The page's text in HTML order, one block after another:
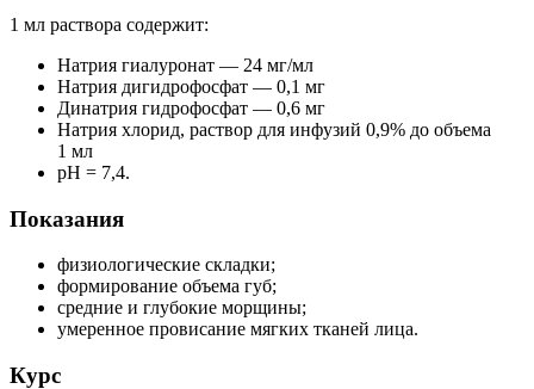
1 мл раствора содержит:
Натрия гиалуронат — 24 мг/мл
Натрия дигидрофосфат — 0,1 мг
Динатрия гидрофосфат — 0,6 мг
Натрия хлорид, раствор для инфузий 0,9% до объема
1 мл
рН = 7,4.
Показания
физиологические складки;
формирование объема губ;
средние и глубокие морщины;
умеренное провисание мягких тканей лица.
Курс